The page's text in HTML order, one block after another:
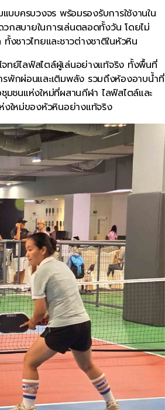
บครบวงจร พร้อมรองรับการใช้งานใน
กสบายในการเล่นตลอดทั้งวัน โดยไม่
ชาวไทยและชาวต่างชาติในหัวหิน
ทย์ไลฟ์สไตล์ผู้เล่นอย่างแท้จริง ทั้งพื้นที่
พักผ่อนและเติมพลัง รวมถึงห้องอาบน้ำที่
ชนแห่งใหม่ที่ผสานกีฬา ไลฟ์สไตล์และ
ใหม่ของหัวหินอย่างแท้จริง